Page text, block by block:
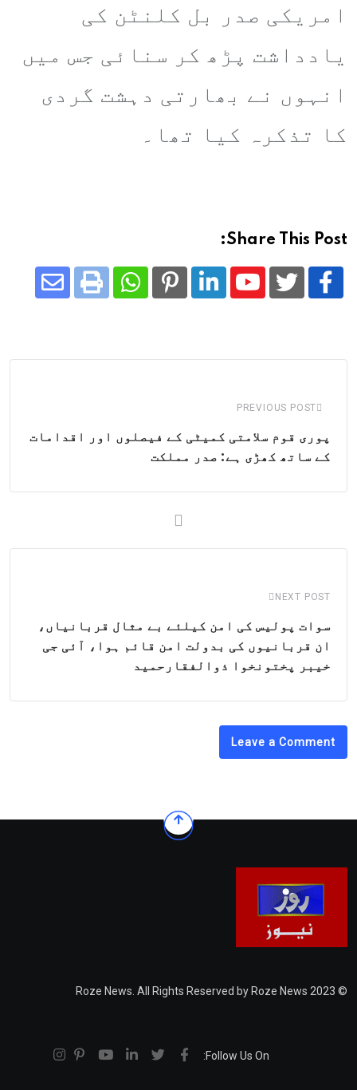
امریکی صدر بل کلنٹن کی
یادداشت پڑھ کر سنائی جس میں
انہوں نے بھارتی دہشت گردی
کا تذکرہ کیا تھا۔
Share This Post:
Youtube
LinkedIn
Pinterest
Whatsapp
Print
PREVIOUS POST
پوری قوم سلامتی کمیٹی کے فیصلوں اور اقدامات
کے ساتھ کھڑی ہے: صدر مملکت
NEXT POST
سوات پولیس کی امن کیلئے بے مثال قربانیاں،
ان قربانیوں کی بدولت امن قائم ہوا، آئی جی
خیبر پختونخوا ذوالفقارحمید
Leave a Comment
© 2023 Roze News. All Rights Reserved by Roze News
Follow Us On: